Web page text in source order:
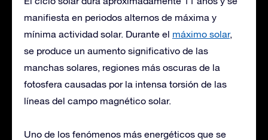
manifiesta en periodos alternos de máxima y
mínima actividad solar. Durante el máximo solar,
se produce un aumento significativo de las
manchas solares, regiones más oscuras de la
fotosfera causadas por la intensa torsión de las
líneas del campo magnético solar.
Uno de los fenómenos más energéticos que se